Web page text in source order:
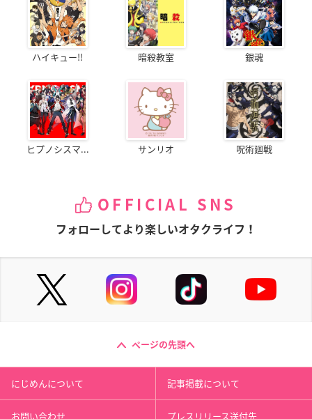
ハイキュー!! 暗殺教室 銀魂
ヒプノシスマ... サンリオ 呪術廻戦
OFFICIAL SNS
フォローしてより楽しいオタクライフ！
ページの先頭へ
にじめんについて 記事掲載について
お問い合わせ プレスリリース送付先